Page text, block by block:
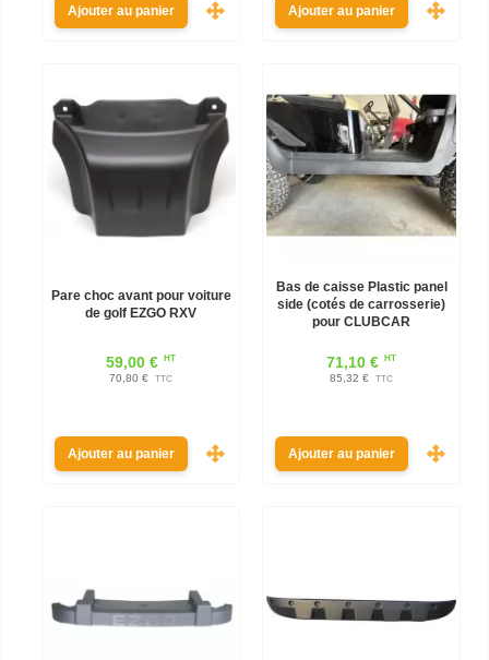
Ajouter au panier Ajouter au panier
Pare choc avant pour voiture
de golf EZGO RXV
59,00 € HT
70,80 € TTC
Ajouter au panier
Bas de caisse Plastic panel
side (cotés de carrosserie)
pour CLUBCAR
71,10 € HT
85,32 € TTC
Ajouter au panier